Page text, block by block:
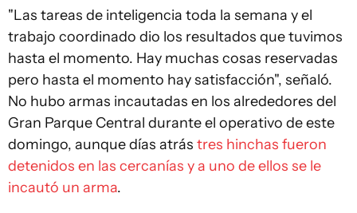
"Las tareas de inteligencia toda la semana y el
trabajo coordinado dio los resultados que tuvimos
hasta el momento. Hay muchas cosas reservadas
pero hasta el momento hay satisfacción", señaló.
No hubo armas incautadas en los alrededores del
Gran Parque Central durante el operativo de este
domingo, aunque días atrás tres hinchas fueron
detenidos en las cercanías y a uno de ellos se le
incautó un arma.